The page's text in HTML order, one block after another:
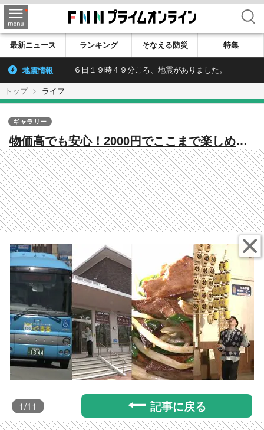
検索
最新ニュース ランキング そなえる防災 特集
地震情報 ６日１９時４９分ころ、地震がありました。
トップ ライフ
物価高でも安心！2000円でここまで楽しめ
る 秋田市のコスパ最強観光モデルコース
循環バス「ぐるる」で巡る史料館・竿燈体
験・市民市場グルメの満足旅
ギャラリー
1/11 記事に戻る